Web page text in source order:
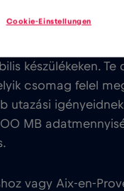
Aix-en-
készülékeken. Te
csomag felel
utazási
MB
vagy Aix-en-
Cookie-Einstellungen